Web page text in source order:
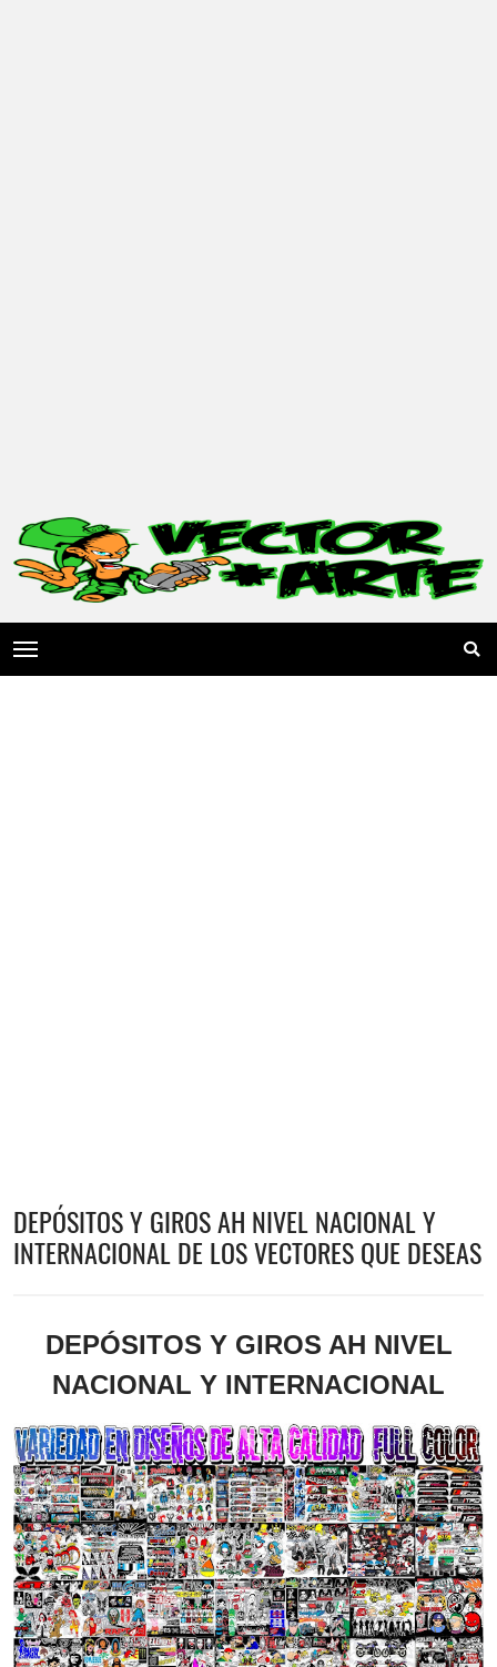
DEPÓSITOS Y GIROS AH NIVEL NACIONAL Y
INTERNACIONAL DE LOS VECTORES QUE DESEAS
DEPÓSITOS Y GIROS AH NIVEL
NACIONAL Y INTERNACIONAL